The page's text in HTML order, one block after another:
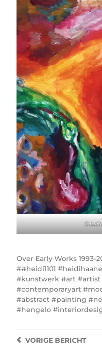
Over Early Works 1993-
#heidi1101
#kunstwerk #art
#contemporaryart
#abstract #painting
#hengelo
VORIGEBERICHT